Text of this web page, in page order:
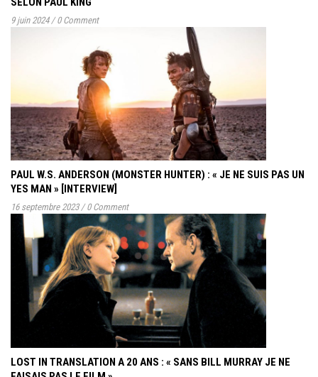
9 juin 2024 / 0 Comment
PAUL W.S. ANDERSON (MONSTER HUNTER) : « JE NE SUIS PAS UN
YES MAN » [INTERVIEW]
16 septembre 2023 / 0 Comment
LOST IN TRANSLATION A 20 ANS : « SANS BILL MURRAY JE NE